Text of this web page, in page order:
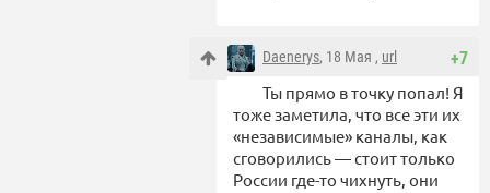
+7
Daenerys, 18 Мая , url
Ты прямо в точку попал! Я
тоже заметила, что все эти их
«независимые» каналы, как
сговорились — стоит только
России где-то чихнуть, они